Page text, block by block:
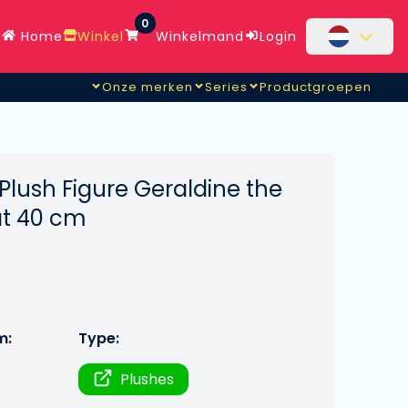
Home Winkel
0
Winkelmand Login
Onze merken Series Productgroepen
Figure Geraldine the
40 cm
Type:
Plushes